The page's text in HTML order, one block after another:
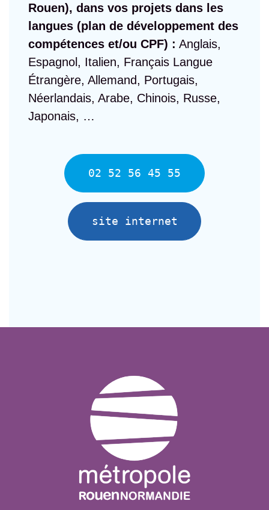
Rouen), dans vos projets dans les
langues (plan de développement des
compétences et/ou CPF) : Anglais,
Espagnol, Italien, Français Langue
Étrangère, Allemand, Portugais,
Néerlandais, Arabe, Chinois, Russe,
Japonais, …
02 52 56 45 55
site internet